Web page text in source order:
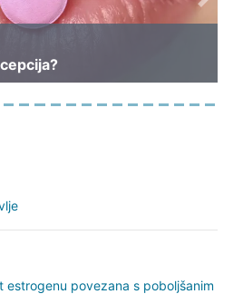
Next
estrogenu povezana s poboljšanim